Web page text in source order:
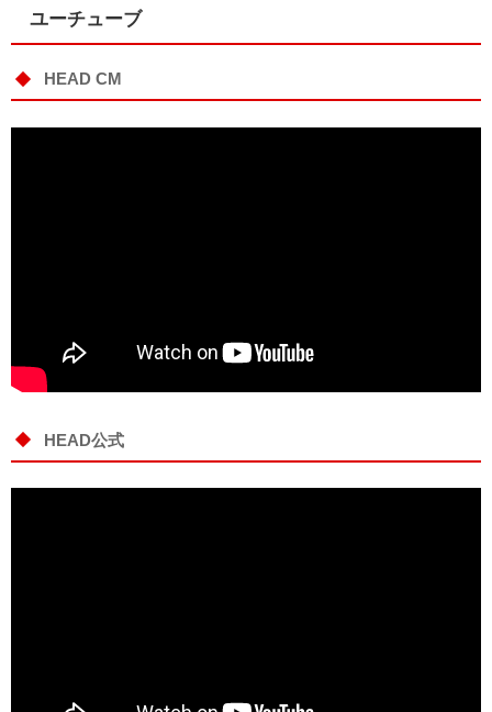
ユーチューブ
HEAD CM
HEAD公式